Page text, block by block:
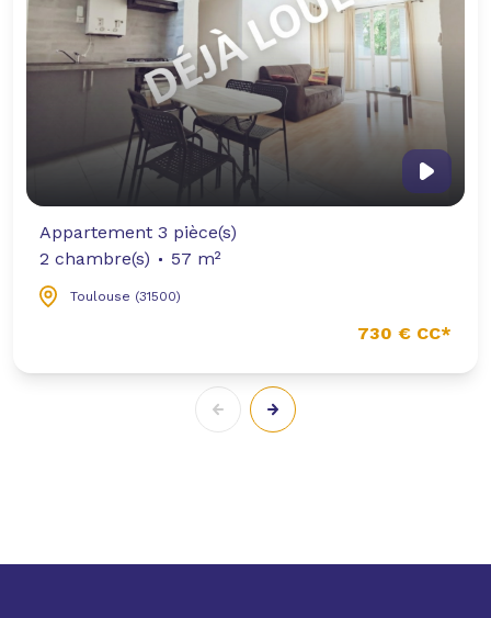
Appartement 3 pièce(s)
2 chambre(s)
57 m²
Toulouse (31500)
730 € CC*